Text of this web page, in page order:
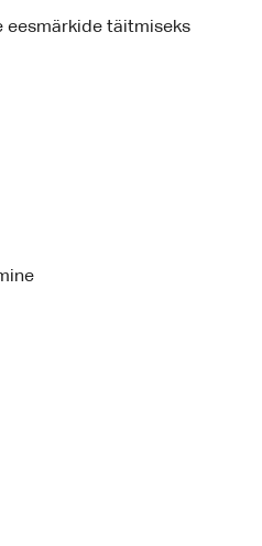
eesmärkide täitmiseks